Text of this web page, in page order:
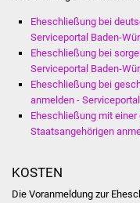
Eheschließung bei
Serviceportal Baden-
Eheschließung bei
Serviceportal Baden-
Eheschließung bei
anmelden -
Eheschließung mit
Staatsangehörigen
KOSTEN
Die Voranmeldung zur